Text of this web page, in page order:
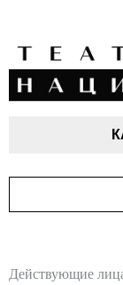
Действующие